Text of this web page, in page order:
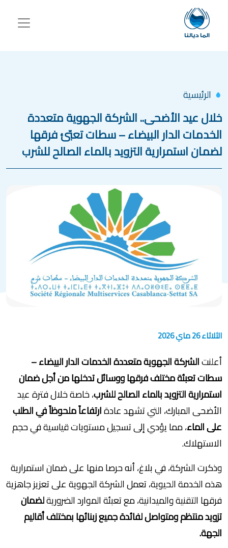
تجاوز إلى المحتوى الرئيسي
الرئيسية
خلال عيد الأضحى.. الشركة الجهوية متعددة
الخدمات الدار البيضاء – سطات تعبّئ فرقها
لضمان استمرارية التزويد بالماء الصالح للشرب
الثلاثاء 26 ماي 2026
أعلنتالشركة الجهوية متعددة الخدمات الدار البيضاء –
سطات تعبئة مختلف فرقها ووسائل تدخلها من أجل ضمان
استمرارية التزويد بالماء الصالح للشرب، خاصة خلال فترة عيد
الأضحى المبارك، التي تشهد عادةارتفاعاً ملحوظاً في الطلب
على الماء، مما يؤدي إلى تسجيل مستويات قياسية في حجم
الاستهلاك.
وذكرت الشركة، في بلاغ، أنه حرصا منها على ضمان استمرارية
هذه الخدمة الحيوية، تعمل الشركة الجهوية على تعزيز جاهزية
فرقها التقنية والميدانية، مع تعبئة الموارد الضروريةلضمان
تزويد منتظم ومتواصل لفائدة جميع زبنائها بمختلف أقاليم
الجهة.